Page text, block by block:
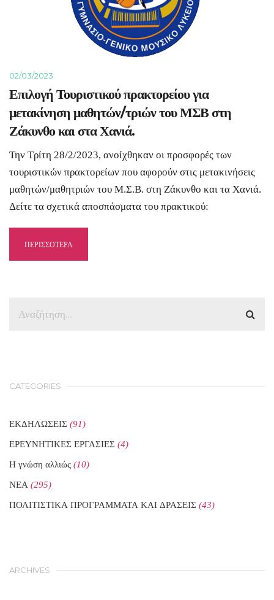
02/03/2023
Επιλογή Τουριστικού πρακτορείου για
μετακίνηση μαθητών/τριών του ΜΣΒ στη
Ζάκυνθο και στα Χανιά.
Την Τρίτη 28/2/2023, ανοίχθηκαν οι προσφορές των
τουριστικών πρακτορείων που αφορούν στις μετακινήσεις
μαθητών/μαθητριών του Μ.Σ.Β. στη Ζάκυνθο και τα Χανιά.
Δείτε τα σχετικά αποσπάσματα του πρακτικού:
ΠΕΡΙΣΣΟΤΕΡΑ
CATEGORIES
ΕΚΔΗΛΩΣΕΙΣ (91)
ΕΡΕΥΝΗΤΙΚΕΣ ΕΡΓΑΣΙΕΣ (4)
Η γνώση αλλιώς (10)
ΝΕΑ (295)
ΠΟΛΙΤΙΣΤΙΚΑ ΠΡΟΓΡΑΜΜΑΤΑ ΚΑΙ ΔΡΑΣΕΙΣ (43)
ARCHIVES